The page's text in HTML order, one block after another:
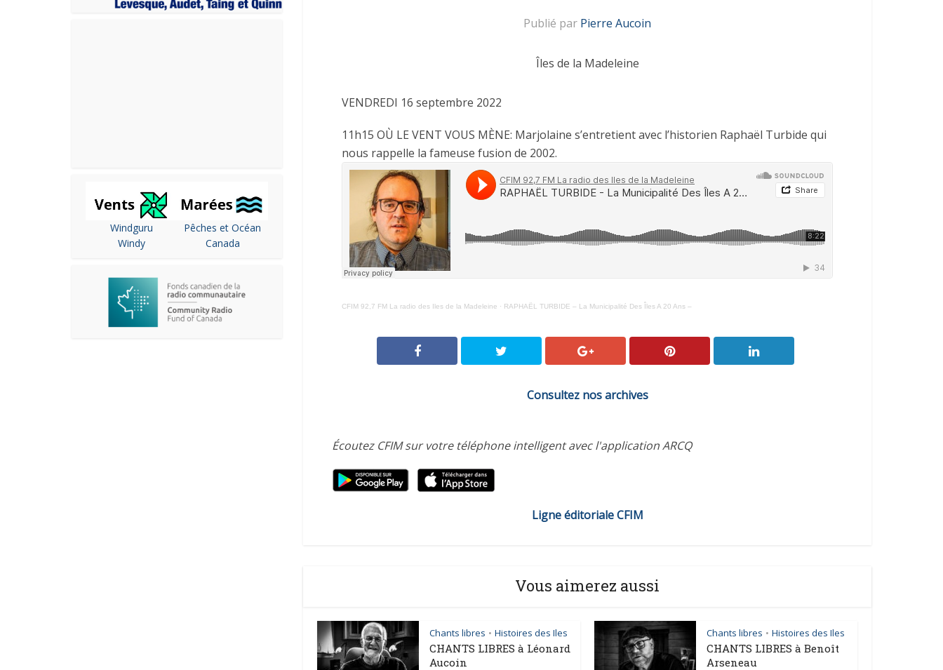
Windguru
Windy
Pêches et Océan
Canada
Publié par Pierre Aucoin
Îles de la Madeleine
VENDREDI 16 septembre 2022
11h15 OÙ LE VENT VOUS MÈNE: Marjolaine s’entretient avec l’historien Raphaël Turbide qui
nous rappelle la fameuse fusion de 2002.
CFIM 92,7 FM La radio des Iles de la Madeleine · RAPHAËL TURBIDE – La Municipalité Des Îles A 20 Ans –
Consultez nos archives
Écoutez CFIM sur votre téléphone intelligent avec l'application ARCQ
Ligne éditoriale CFIM
Vous aimerez aussi
Chants libres • Histoires des Iles
CHANTS LIBRES à Léonard
Aucoin
Chants libres • Histoires des Iles
CHANTS LIBRES à Benoît
Arseneau